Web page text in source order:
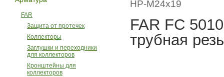
FAR
Защита от протечек
Коллекторы
Заглушки и переходники
для коллекторов
Кронштейны для
коллекторов
НР-M24х19
FAR FC
трубная